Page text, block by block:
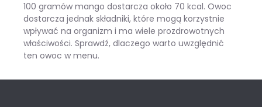
100 gramów mango dostarcza około 70 kcal. Owoc
dostarcza jednak składniki, które mogą korzystnie
wpływać na organizm i ma wiele prozdrowotnych
właściwości. Sprawdź, dlaczego warto uwzględnić
ten owoc w menu.